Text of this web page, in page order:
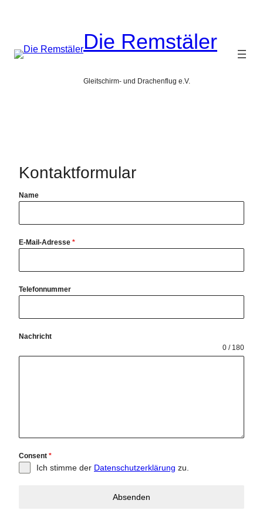
springen
Die Remstäler
Gleitschirm- und Drachenflug e.V.
Kontaktformular
Name
E-Mail-Adresse *
Telefonnummer
Nachricht
0 / 180
Consent *
Ich stimme der Datenschutzerklärung zu.
Absenden